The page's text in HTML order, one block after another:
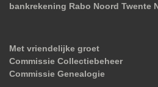
bankrekening Rabo Noord Twente
Met vriendelijke groet
Commissie Collectiebeheer
Commissie Genealogie